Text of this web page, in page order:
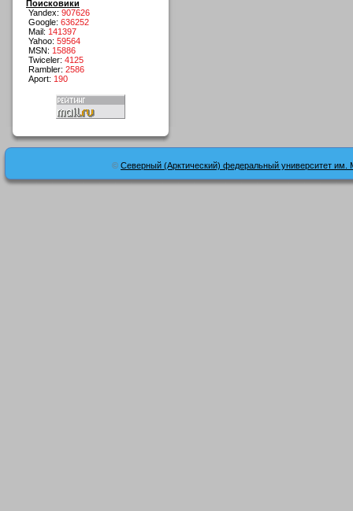
Поисковики
Yandex: 907626
Google: 636252
Mail: 141397
Yahoo: 59564
MSN: 15886
Twiceler: 4125
Rambler: 2586
Aport: 190
© Северный (Арктический) федеральный университет